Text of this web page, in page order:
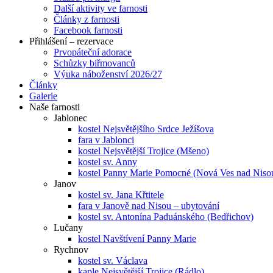
Další aktivity ve farnosti
Články z farnosti
Facebook farnosti
Přihlášení – rezervace
Prvopáteční adorace
Schůzky biřmovanců
Výuka náboženství 2026/27
Články
Galerie
Naše farnosti
Jablonec
kostel Nejsvětějšího Srdce Ježíšova
fara v Jablonci
kostel Nejsvětější Trojice (Mšeno)
kostel sv. Anny
kostel Panny Marie Pomocné (Nová Ves nad
Janov
kostel sv. Jana Křtitele
fara v Janově nad Nisou – ubytování
kostel sv. Antonína Paduánského (Bedřichov)
Lučany
kostel Navštívení Panny Marie
Rychnov
kostel sv. Václava